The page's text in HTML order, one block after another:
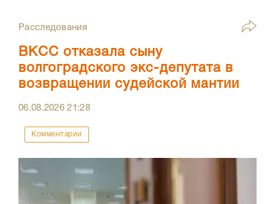
Расследования
ВКСС отказала сыну
волгоградского экс-депутата в
возвращении судейской мантии
06.08.202621:28
Комментарии